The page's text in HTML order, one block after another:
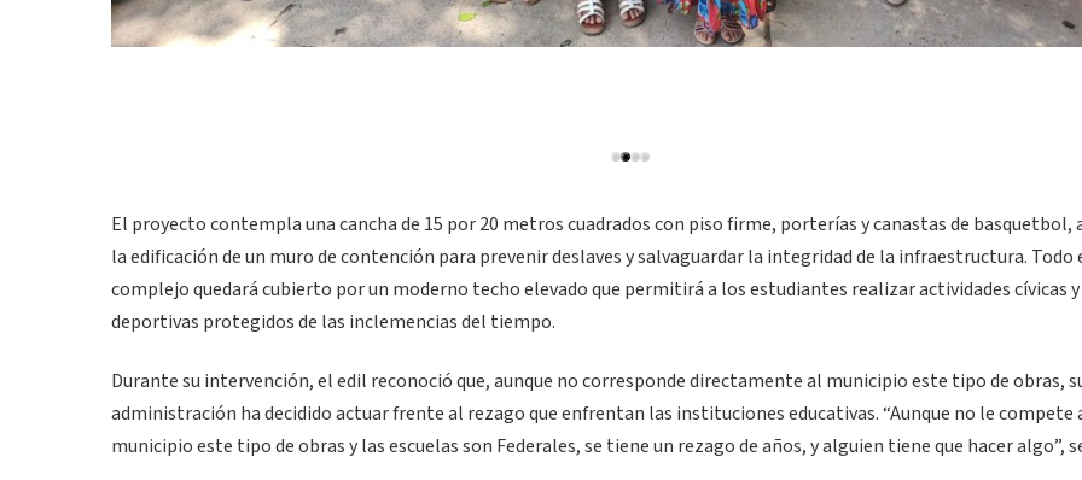
El proyecto contempla una cancha de 15 por 20 metros cuadrados con piso firme, porterías y canastas de basquetbol,
la edificación de un muro de contención para prevenir deslaves y salvaguardar la integridad de la infraestructura. Todo
complejo quedará cubierto por un moderno techo elevado que permitirá a los estudiantes realizar actividades cívicas y
deportivas protegidos de las inclemencias del tiempo.
Durante su intervención, el edil reconoció que, aunque no corresponde directamente al municipio este tipo de obras,
administración ha decidido actuar frente al rezago que enfrentan las instituciones educativas. “Aunque no le compete
municipio este tipo de obras y las escuelas son Federales, se tiene un rezago de años, y alguien tiene que hacer algo”,